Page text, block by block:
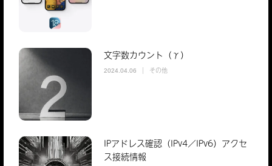
文字数カウント（γ）
2024.04.06 その他
IPアドレス確認（IPv4／IPv6）アクセ
ス接続情報